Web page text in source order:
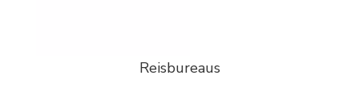
Reisbureaus